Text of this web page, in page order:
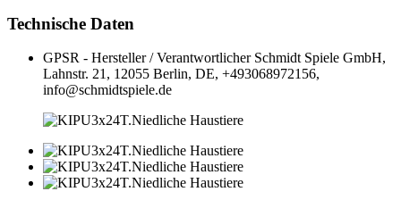
Technische Daten
GPSR - Hersteller / Verantwortlicher Schmidt Spiele GmbH,
Lahnstr. 21, 12055 Berlin, DE, +493068972156,
info@schmidtspiele.de